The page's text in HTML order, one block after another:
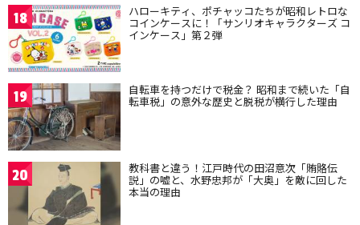
18 ハローキティ、ポチャッコたちが昭和レトロな
コインケースに！「サンリオキャラクターズ コ
インケース」第２弾
19 自転車を持つだけで税金？ 昭和まで続いた「自
転車税」の意外な歴史と脱税が横行した理由
20 教科書と違う！江戸時代の田沼意次「賄賂伝
説」の嘘と、水野忠邦が「大奥」を敵に回した
本当の理由